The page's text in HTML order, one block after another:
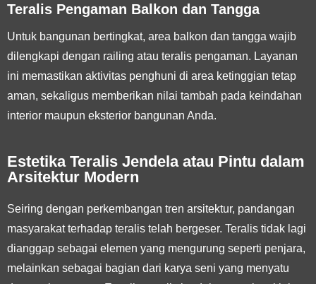
Teralis Pengaman Balkon dan Tangga
Untuk bangunan bertingkat, area balkon dan tangga wajib
dilengkapi dengan railing atau teralis pengaman. Layanan
ini memastikan aktivitas penghuni di area ketinggian tetap
aman, sekaligus memberikan nilai tambah pada keindahan
interior maupun eksterior bangunan Anda.
Estetika Teralis Jendela atau Pintu dalam
Arsitektur Modern
Seiring dengan perkembangan tren arsitektur, pandangan
masyarakat terhadap teralis telah bergeser. Teralis tidak lagi
dianggap sebagai elemen yang mengurung seperti penjara,
melainkan sebagai bagian dari karya seni yang menyatu